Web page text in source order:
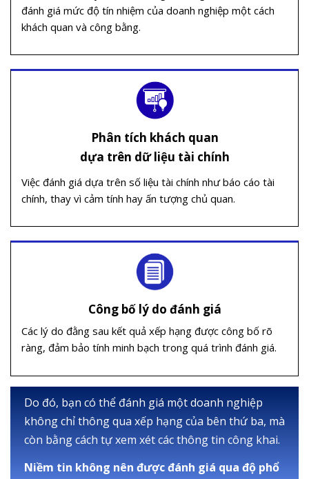
đánh giá mức độ tín nhiệm của doanh nghiệp một cách
khách quan và công bằng.
Phân tích khách quan
dựa trên dữ liệu tài chính
Việc đánh giá dựa trên số liệu tài chính như báo cáo tài
chính, thay vì cảm tính hay ấn tượng chủ quan.
Công bố lý do đánh giá
Các lý do đằng sau kết quả xếp hạng được công bố rõ
ràng, đảm bảo tính minh bạch trong quá trình đánh giá.
Do đó, bạn có thể đánh giá một doanh nghiệp
không chỉ thông qua xếp hạng của bên thứ ba, mà
còn bằng cách tự xem xét các thông tin công khai.
Niềm tin không nên được đánh giá qua độ phổ